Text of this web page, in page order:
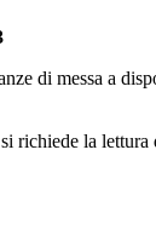
di messa a
richiede la